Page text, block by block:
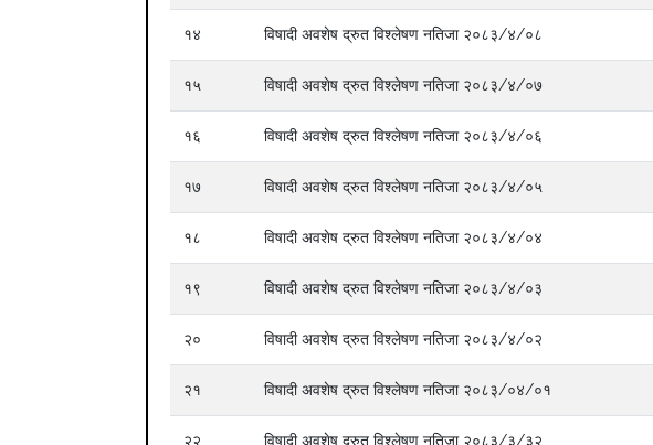
१४ विषादी अवशेष द्रुत विश्लेषण नतिजा २०८३/४/०८
१५ विषादी अवशेष द्रुत विश्लेषण नतिजा २०८३/४/०७
१६ विषादी अवशेष द्रुत विश्लेषण नतिजा २०८३/४/०६
१७ विषादी अवशेष द्रुत विश्लेषण नतिजा २०८३/४/०५
१८ विषादी अवशेष द्रुत विश्लेषण नतिजा २०८३/४/०४
१९ विषादी अवशेष द्रुत विश्लेषण नतिजा २०८३/४/०३
२० विषादी अवशेष द्रुत विश्लेषण नतिजा २०८३/४/०२
२१ विषादी अवशेष द्रुत विश्लेषण नतिजा २०८३/०४/०१
२२ विषादी अवशेष द्रुत विश्लेषण नतिजा २०८३/३/३२